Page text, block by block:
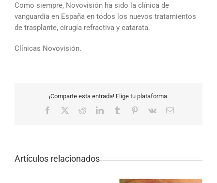
Como siempre, Novovisión ha sido la clínica de
vanguardia en España en todos los nuevos tratamientos
de trasplante, cirugía refractiva y catarata.
Clínicas Novovisión.
¡Comparte esta entrada! Elige tu plataforma.
Facebook RedditLinkedInTumblr Pinterest
Vk
Correo
Artículos relacionados